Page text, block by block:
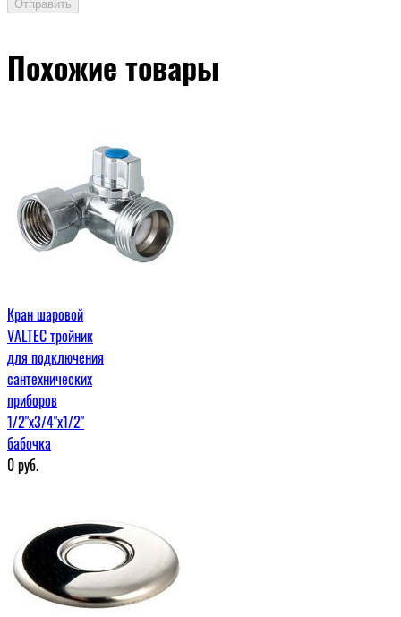
Отправить
Похожие товары
Кран шаровой
VALTEC тройник
для подключения
сантехнических
приборов
1/2"x3/4"x1/2"
бабочка
0руб.